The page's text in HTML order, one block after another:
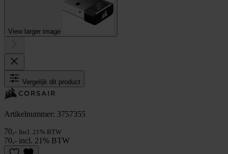
View larger image
Vergelijk dit product
Artikelnummer: 3757355
70,- Incl. 21% BTW
70,- incl. 21% BTW